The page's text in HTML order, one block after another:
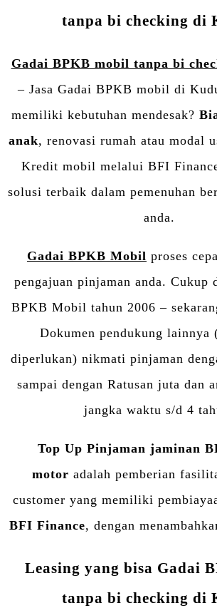
tanpa bi checking di
Gadai BPKB mobil tanpa bi
– Jasa Gadai BPKB mobil di
memiliki kebutuhan mendesak?
anak, renovasi rumah atau modal
Kredit mobil melalui BFI
solusi terbaik dalam pemenuhan
anda.
Gadai BPKB Mobil proses
pengajuan pinjaman anda. Cukup
BPKB Mobil tahun 2006 –
Dokumen pendukung lainnya
diperlukan) nikmati pinjaman
sampai dengan Ratusan juta dan
jangka waktu s/d 4
Top Up Pinjaman jaminan
motor adalah pemberian
customer yang memiliki
BFI Finance, dengan
Leasing yang bisa Gadai
tanpa bi checking di